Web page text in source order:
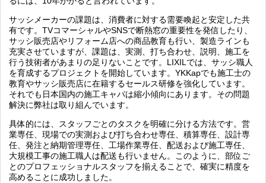
サッシメーカーの課題は、消費者に対する需要喚起と安定した共
有です。TVコマーシャルやSNSで断熱窓の重要性を発信したり、
サッシ販売店やリフォーム店への商品教育も行い、製造ラインも
充実させていますが、課題は、実測、打ち合わせ、説明、施工を
行う技術者があまりの足りないことです。LIXILでは、サッシ職人
を育成するプロジェクトを開始しています。YKKapでも施工士の
教育やサッシ販売店に在籍するセールス研修を強化しています。
それでも日本国内の施工キャパは縮小傾向にあります。その問題
解決に弊社は取り組んでいます。
具体的には、スタッフごとのタスクを明確に分ける方法です。営
業専任、現場での実測および打ち合わせ専任、積算専任、設計専
任、発注と納期管理専任、工場作業専任、配送および施工専任、
大規模工事の施工職人は配送も行いません。このように、部位ご
とのプロフェッショナルスタッフを揃えることで、確実に精度を
高めることに成功しました。